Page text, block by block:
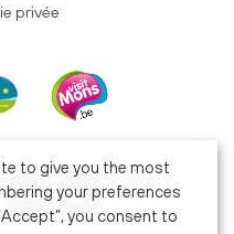
privée
to give you the most
your preferences
you consent to